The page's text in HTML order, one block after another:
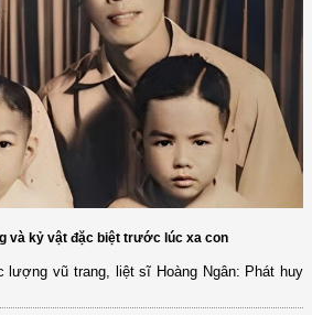
và kỷ vật đặc biệt trước lúc xa con
lượng vũ trang, liệt sĩ Hoàng Ngân: Phát huy
đề xuất nhiệm vụ Khoa học, công nghệ và